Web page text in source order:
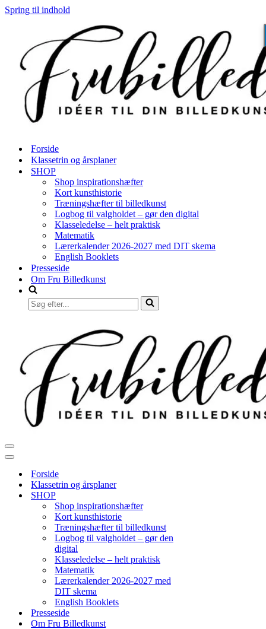
Spring til indhold
Forside
Klassetrin og årsplaner
SHOP
Shop inspirationshæfter
Kort kunsthistorie
Træningshæfter til billedkunst
Logbog til valgholdet – gør den digital
Klasseledelse – helt praktisk
Matematik
Lærerkalender 2026-2027 med DIT skema
English Booklets
Presseside
Om Fru Billedkunst
Søg
efter...
Navigation
menu
Navigation
Forside
Klassetrin og årsplaner
SHOP
Shop inspirationshæfter
Kort kunsthistorie
Træningshæfter til billedkunst
Logbog til valgholdet – gør den
digital
Klasseledelse – helt praktisk
Matematik
Lærerkalender 2026-2027 med
DIT skema
English Booklets
Presseside
Om Fru Billedkunst